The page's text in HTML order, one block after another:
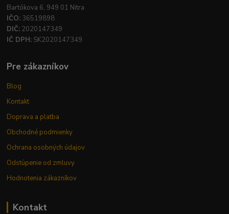
Bartókova 6, 949 01 Nitra
IČO: 36519898
DIČ: 2020147349
IČ DPH: SK2020147349
Pre zákazníkov
Blog
Kontakt
Doprava a platba
Obchodné podmienky
Ochrana osobných údajov
Odstúpenie od zmluvy
Hodnotenia zákazníkov
Kontakt